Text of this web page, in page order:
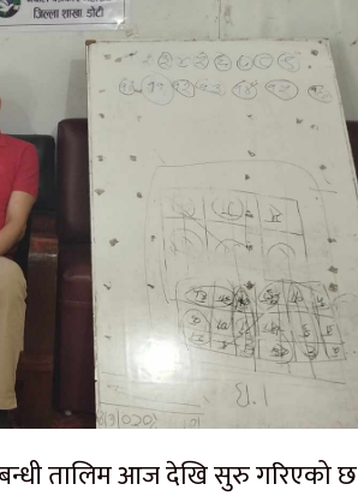
तालिम आज देखि सुरु गरिएको छ